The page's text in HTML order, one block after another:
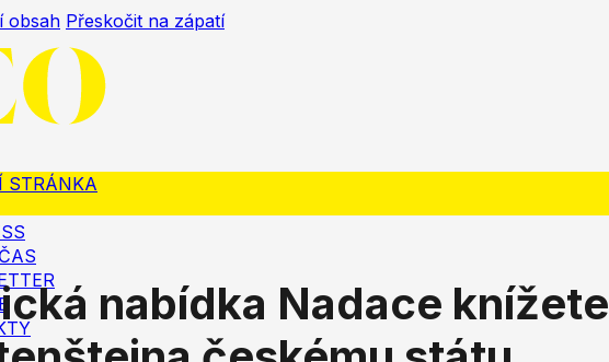
obsah Přeskočit na zápatí
STRÁNKA
nabídka Nadace knížete